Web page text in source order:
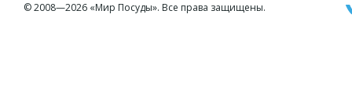
© 2008—2026 «Мир Посуды». Все права защищены.